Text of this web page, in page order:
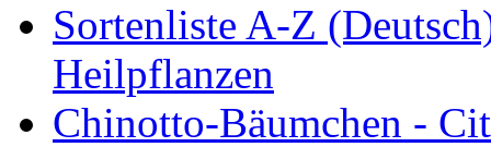
Sortenliste A-Z
Heilpflanzen
Chinotto-Bäumchen -